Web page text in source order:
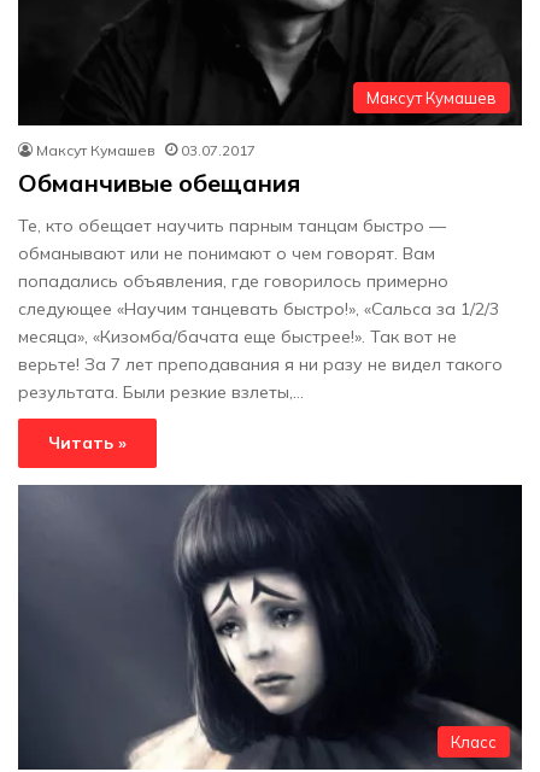
Максут Кумашев
Максут Кумашев 03.07.2017
Обманчивые обещания
Те, кто обещает научить парным танцам быстро —
обманывают или не понимают о чем говорят. Вам
попадались объявления, где говорилось примерно
следующее «Научим танцевать быстро!», «Сальса за 1/2/3
месяца», «Кизомба/бачата еще быстрее!». Так вот не
верьте! За 7 лет преподавания я ни разу не видел такого
результата. Были резкие взлеты,…
Читать »
Класс